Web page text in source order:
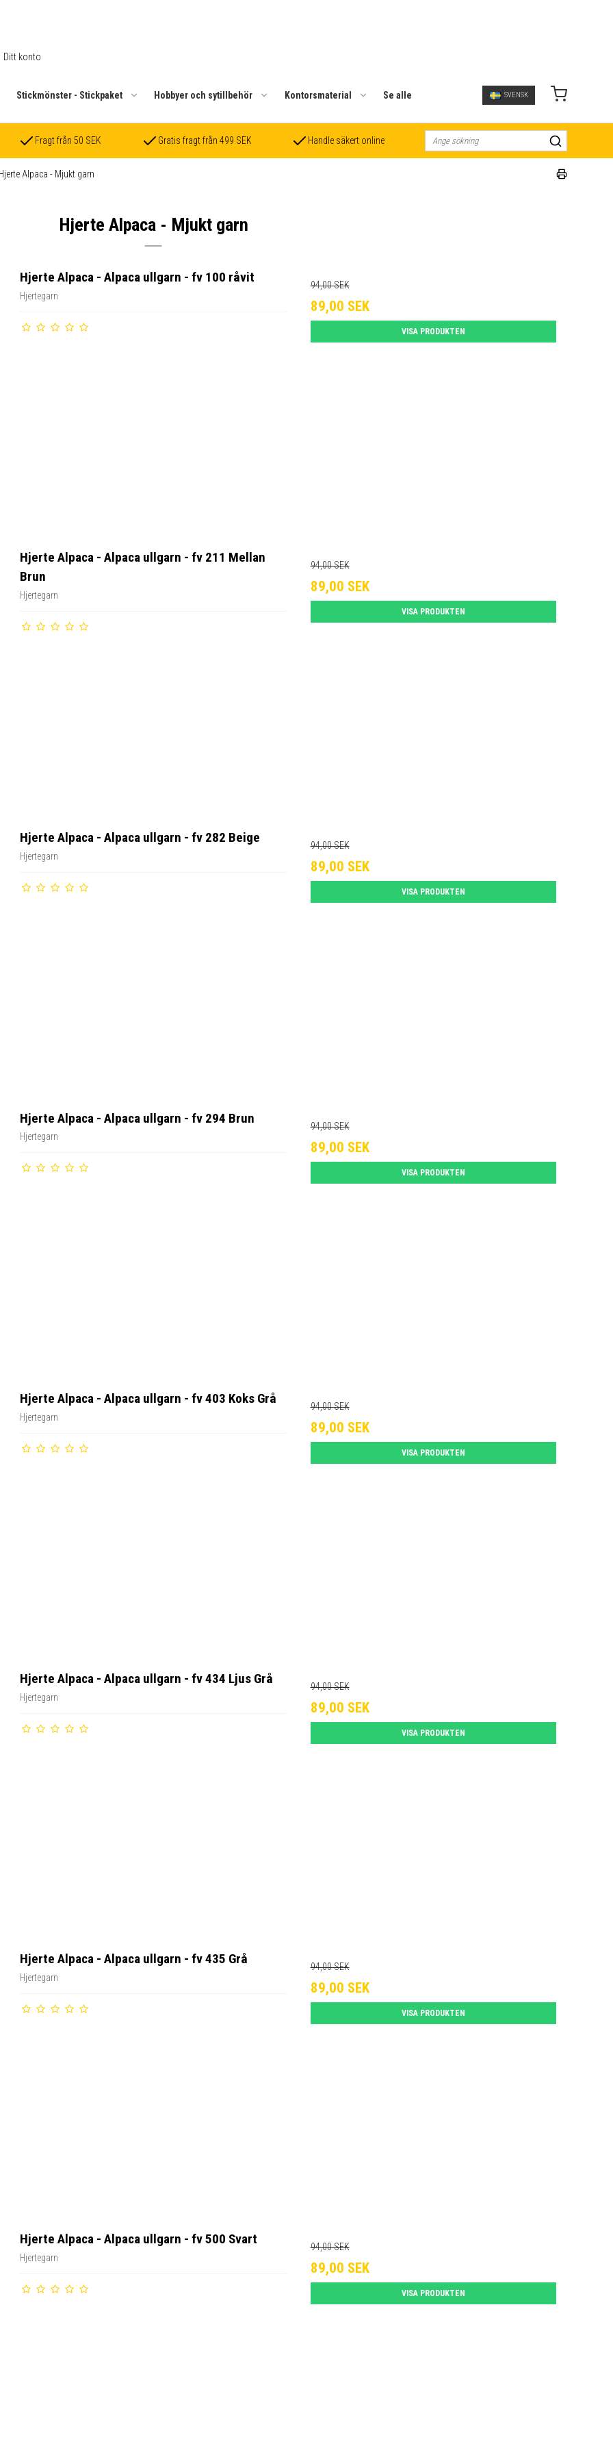
Ditt konto
Stickmönster - Stickpaket Hobbyer och sytillbehör Kontorsmaterial Se alle SVENSK
Fragt från 50 SEK Gratis fragt från 499 SEK Handle säkert online
Alpaca - Mjukt garn
Hjerte Alpaca - Mjukt garn
Hjerte Alpaca - Alpaca ullgarn - fv 100 råvit
Hjertegarn
94,00 SEK
89,00 SEK
VISA PRODUKTEN
Hjerte Alpaca - Alpaca ullgarn - fv 211 Mellan
Brun
Hjertegarn
94,00 SEK
89,00 SEK
VISA PRODUKTEN
Hjerte Alpaca - Alpaca ullgarn - fv 282 Beige
Hjertegarn
94,00 SEK
89,00 SEK
VISA PRODUKTEN
Hjerte Alpaca - Alpaca ullgarn - fv 294 Brun
Hjertegarn
94,00 SEK
89,00 SEK
VISA PRODUKTEN
Hjerte Alpaca - Alpaca ullgarn - fv 403 Koks Grå
Hjertegarn
94,00 SEK
89,00 SEK
VISA PRODUKTEN
Hjerte Alpaca - Alpaca ullgarn - fv 434 Ljus Grå
Hjertegarn
94,00 SEK
89,00 SEK
VISA PRODUKTEN
Hjerte Alpaca - Alpaca ullgarn - fv 435 Grå
Hjertegarn
94,00 SEK
89,00 SEK
VISA PRODUKTEN
Hjerte Alpaca - Alpaca ullgarn - fv 500 Svart
Hjertegarn
94,00 SEK
89,00 SEK
VISA PRODUKTEN